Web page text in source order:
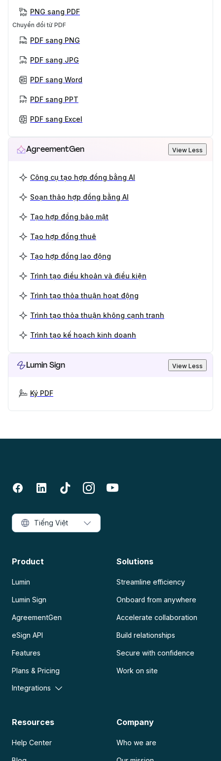
PNG sang PDF
Chuyển đổi từ PDF
PDF sang PNG
PDF sang JPG
PDF sang Word
PDF sang PPT
PDF sang Excel
AgreementGen View Less
Công cụ tạo hợp đồng bằng AI
Soạn thảo hợp đồng bằng AI
Tạo hợp đồng bảo mật
Tạo hợp đồng thuê
Tạo hợp đồng lao động
Trình tạo điều khoản và điều kiện
Trình tạo thỏa thuận hoạt động
Trình tạo thỏa thuận không cạnh tranh
Trình tạo kế hoạch kinh doanh
Lumin Sign View Less
Ký PDF
Product
Lumin
Lumin Sign
AgreementGen
eSign API
Features
Plans & Pricing
Integrations
Solutions
Streamline efficiency
Onboard from anywhere
Accelerate collaboration
Build relationships
Secure with confidence
Work on site
Resources
Help Center
Company
Who we are
Tiếng Việt